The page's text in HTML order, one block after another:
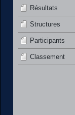
Résultats
Structures
Participants
Classement